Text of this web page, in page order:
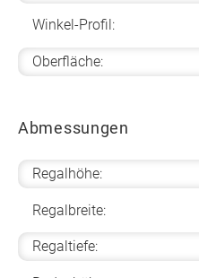
Winkel-Profil:
Oberfläche:
Abmessungen
Regalhöhe:
Regalbreite:
Regaltiefe: